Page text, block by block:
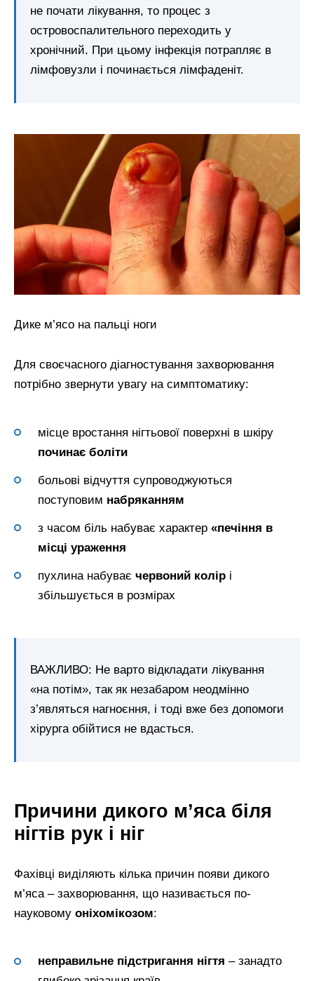
не почати лікування, то процес з
островоспалительного переходить у
хронічний. При цьому інфекція потрапляє в
лімфовузли і починається лімфаденіт.
Дике м’ясо на пальці ноги
Для своєчасного діагностування захворювання
потрібно звернути увагу на симптоматику:
місце вростання нігтьової поверхні в шкіру
починає боліти
больові відчуття супроводжуються
поступовим набряканням
з часом біль набуває характер «печіння в
місці ураження
пухлина набуває червоний колір і
збільшується в розмірах
ВАЖЛИВО: Не варто відкладати лікування
«на потім», так як незабаром неодмінно
з’являться нагноєння, і тоді вже без допомоги
хірурга обійтися не вдасться.
Причини дикого м’яса біля
нігтів рук і ніг
Фахівці виділяють кілька причин появи дикого
м’яса – захворювання, що називається по-
науковому оніхомікозом:
неправильне підстригання нігтя – занадто